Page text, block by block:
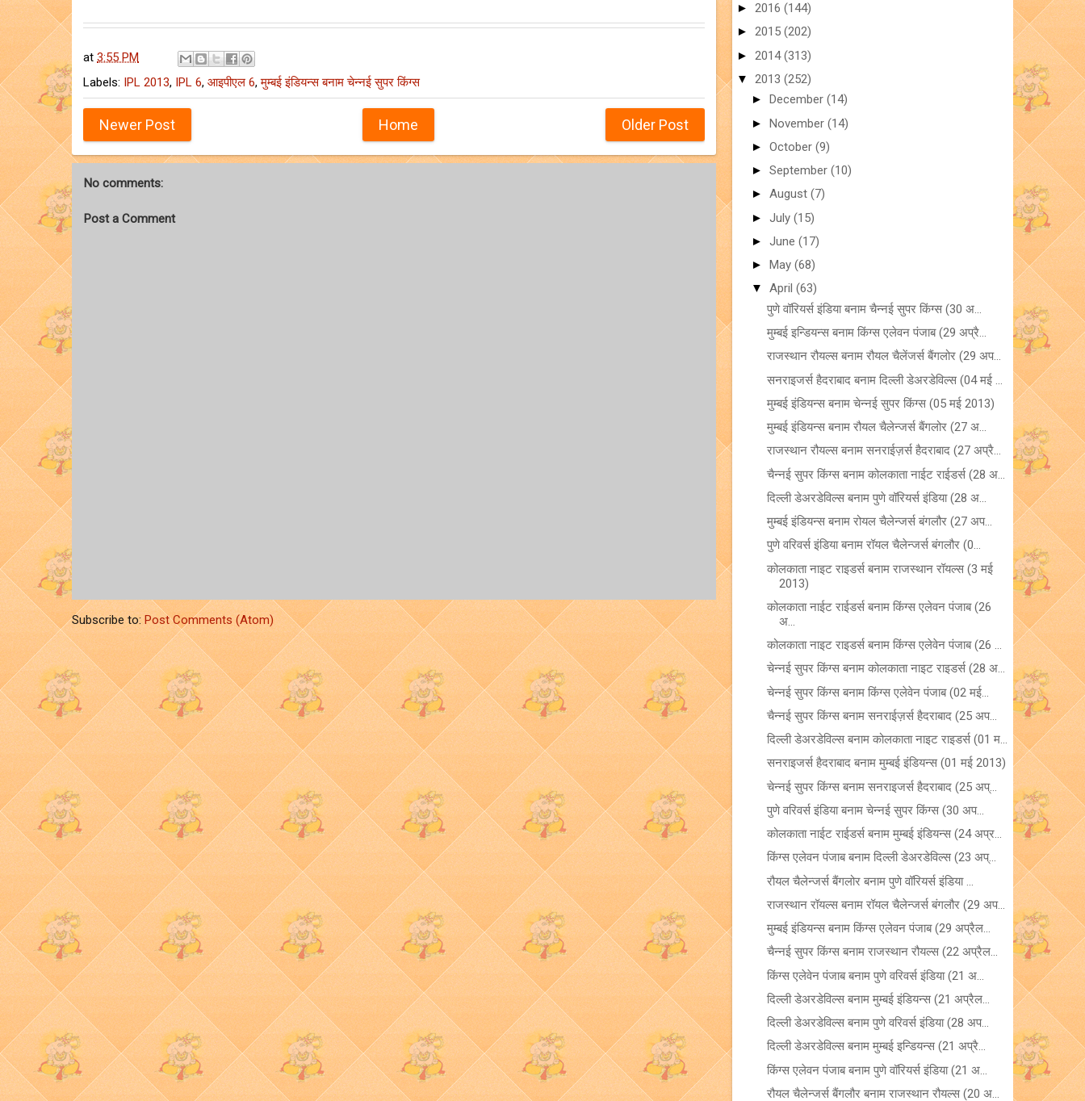
at 3:55 PM
Labels: IPL 2013, IPL 6, आइपीएल 6,मुम्बई इंडियन्स बनाम चेन्नई सुपर किंग्स
Newer Post Older Post
Home
No comments:
Post a Comment
Subscribe to:Post Comments (Atom)
► 2016 (144)
► 2015 (202)
► 2014(313)
▼ 2013 (252)
► December (14)
► November (14)
► October (9)
► September (10)
► August (7)
► July (15)
► June (17)
► May (68)
▼ April (63)
पुणे वॉरियर्स इंडिया बनाम चैन्नई सुपर किंग्स (30 अ...
मुम्बई इन्डियन्स बनाम किंग्स एलेवन पंजाब (29 अप्रै...
राजस्थान रौयल्स बनाम रौयल चैलेंजर्स बैंगलोर (29 अप...
सनराइजर्स हैदराबाद बनाम दिल्ली डेअरडेविल्स (04 मई ...
मुम्बई इंडियन्स बनाम चेन्नई सुपर किंग्स (05 मई 2013)
मुम्बई इंडियन्स बनाम रौयल चैलेन्जर्स बैंगलोर (27 अ...
राजस्थान रौयल्स बनाम सनराईज़र्स हैदराबाद (27 अप्रै...
चैन्नई सुपर किंग्स बनाम कोलकाता नाईट राईडर्स (28 अ...
दिल्ली डेअरडेविल्स बनाम पुणे वॉरियर्स इंडिया (28 अ...
मुम्बई इंडियन्स बनाम रोयल चैलेन्जर्स बंगलौर (27 अप...
पुणे वरिवर्स इंडिया बनाम रॉयल चैलेन्जर्स बंगलौर (0...
कोलकाता नाइट राइडर्स बनाम राजस्थान रॉयल्स (3 मई
2013)
कोलकाता नाईट राईडर्स बनाम किंग्स एलेवन पंजाब (26
अ...
कोलकाता नाइट राइडर्स बनाम किंग्स एलेवेन पंजाब (26 ...
चेन्नई सुपर किंग्स बनाम कोलकाता नाइट राइडर्स (28 अ...
चेन्नई सुपर किंग्स बनाम किंग्स एलेवेन पंजाब (02 मई...
चैन्नई सुपर किंग्स बनाम सनराईज़र्स हैदराबाद (25 अप...
दिल्ली डेअरडेविल्स बनाम कोलकाता नाइट राइडर्स (01 म...
सनराइजर्स हैदराबाद बनाम मुम्बई इंडियन्स (01 मई 2013)
चेन्नई सुपर किंग्स बनाम सनराइजर्स हैदराबाद (25 अप्...
पुणे वरिवर्स इंडिया बनाम चेन्नई सुपर किंग्स (30 अप...
कोलकाता नाईट राईडर्स बनाम मुम्बई इंडियन्स (24 अप्र...
किंग्स एलेवन पंजाब बनाम दिल्ली डेअरडेविल्स (23 अप्...
रौयल चैलेन्जर्स बैंगलोर बनाम पुणे वॉरियर्स इंडिया ...
राजस्थान रॉयल्स बनाम रॉयल चैलेन्जर्स बंगलौर (29 अप...
मुम्बई इंडियन्स बनाम किंग्स एलेवन पंजाब (29 अप्रैल...
चैन्नई सुपर किंग्स बनाम राजस्थान रौयल्स (22 अप्रैल...
किंग्स एलेवेन पंजाब बनाम पुणे वरिवर्स इंडिया (21 अ...
दिल्ली डेअरडेविल्स बनाम मुम्बई इंडियन्स (21 अप्रैल...
दिल्ली डेअरडेविल्स बनाम पुणे वरिवर्स इंडिया (28 अप...
दिल्ली डेअरडेविल्स बनाम मुम्बई इन्डियन्स (21 अप्रै...
किंग्स एलेवन पंजाब बनाम पुणे वॉरियर्स इंडिया (21 अ...
रौयल चैलेन्जर्स बैंगलौर बनाम राजस्थान रौयल्स (20 अ...